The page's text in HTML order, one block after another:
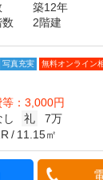
築12年
2階建
写真充実 無料オンライン
：3,000円
し 礼
7万
11.15㎡